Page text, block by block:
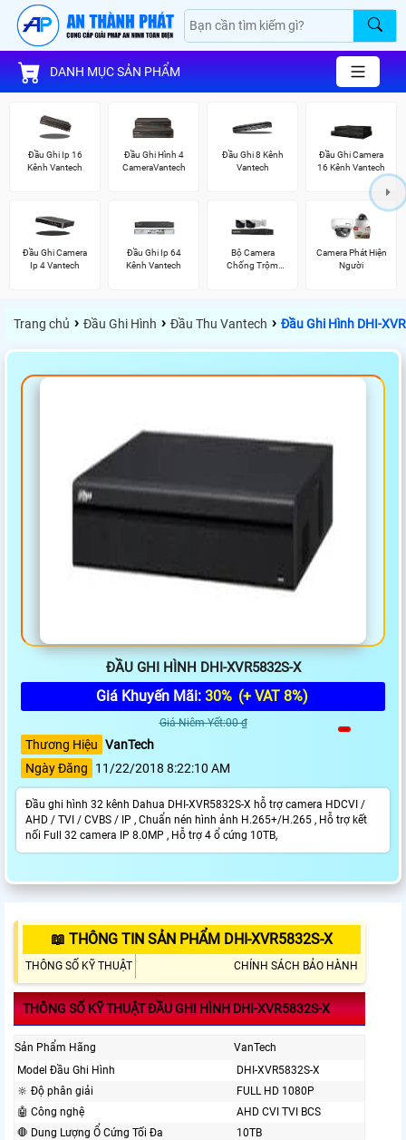
DANH MỤC SẢN PHẨM
Đầu Ghi Ip 16
Kênh Vantech
Đầu Ghi Hình 4
CameraVantech
Đầu Ghi 8 Kênh
Vantech
Đầu Ghi Camera
16 Kênh Vantech
Đầu Ghi Camera
Ip 4 Vantech
Đầu Ghi Ip 64
Kênh Vantech
Bộ Camera
Chống Trộm
Camera Phát Hiện
Người
Trang chủ › Đầu Ghi Hình › Đầu Thu Vantech › Đầu Ghi Hình DHI-
ĐẦU GHI HÌNH DHI-XVR5832S-X
Giá Khuyến Mãi: 30% (+ VAT 8%)
Giá Niêm Yết:00 ₫
Thương Hiệu VanTech
Ngày Đăng
11/22/2018 8:22:10 AM
Đầu ghi hình 32 kênh Dahua DHI-XVR5832S-X hỗ trợ camera HDCVI /
AHD / TVI / CVBS / IP , Chuẩn nén hình ảnh H.265+/H.265 , Hỗ trợ kết
nối Full 32 camera IP 8.0MP , Hỗ trợ 4 ổ cứng 10TB,
📖 THÔNG TIN SẢN PHẨM DHI-XVR5832S-X
THÔNG SỐ KỸ THUẬT CHÍNH SÁCH BẢO HÀNH
THÔNG SỐ KỸ THUẬT ĐẦU GHI HÌNH DHI-XVR5832S-X
Sản Phẩm Hãng
VanTech
Model Đầu Ghi Hình
DHI-XVR5832S-X
🔆 Độ phân giải
FULL HD 1080P
🤖️ Công nghệ
AHD CVI TVI BCS
🛑 Dung Lượng Ổ Cứng Tối Đa
10TB